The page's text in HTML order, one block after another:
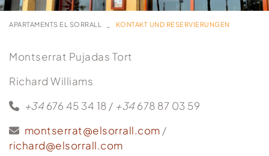
APARTAMENTS EL SORRALL KONTAKT UND RESERVIERUNGEN
Montserrat Pujadas Tort
Richard Williams
+34676 45 34 18 / +34678 87 03 59
montserrat@elsorrall.com /
richard@elsorrall.com